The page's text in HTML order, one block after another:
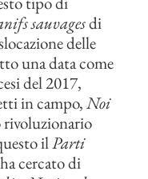
sauvagesdi
delle
una data come
del 2017,
in campo,Noi
rivoluzionario
ilParti
ha cercato di